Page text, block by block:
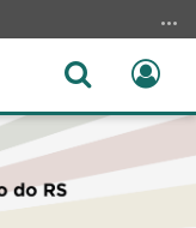
Abrir
busca